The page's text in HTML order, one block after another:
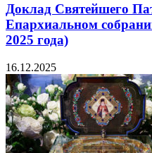
Доклад Святейшего
Епархиальном
2025 года)
16.12.2025